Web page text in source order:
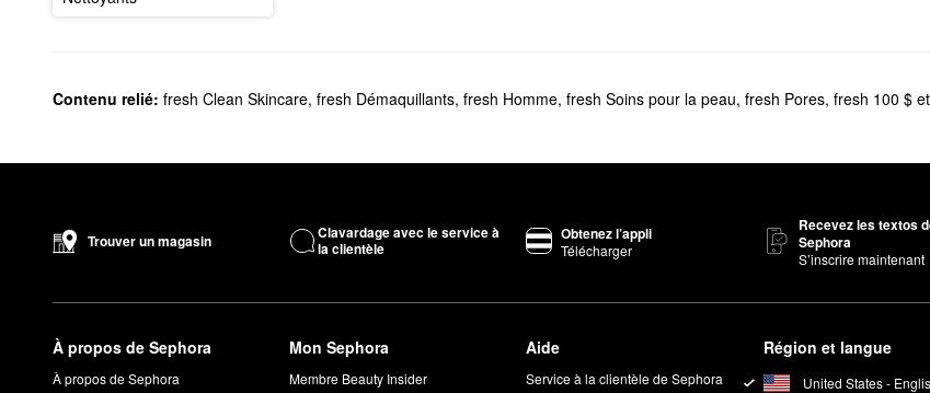
Contenu relié: fresh Clean Skincare, fresh Démaquillants, fresh Homme, fresh Soins pour la peau, fresh Pores, fresh 100 $
Trouver un magasin
Clavardage avec le service à
la clientèle
Obtenez l’appli
Télécharger
Recevez les textos
Sephora
S’inscrire maintenant
À propos de Sephora
À propos de Sephora
Mon Sephora
Membre Beauty Insider
Aide
Service à la clientèle de Sephora
Région et langue
United States -